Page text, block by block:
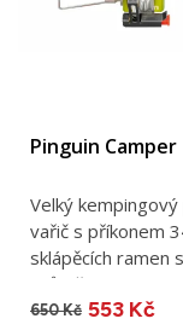
Pinguin Camper
Velký
vařič s příkonem
sklápěcích ramen s
průměrem 4-17cm.
vhodný...
650 Kč 553 Kč